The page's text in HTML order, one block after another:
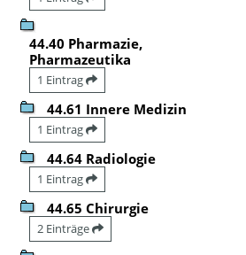
44.40 Pharmazie,
Pharmazeutika
1 Eintrag
44.61 Innere Medizin
1 Eintrag
44.64 Radiologie
1 Eintrag
44.65 Chirurgie
2 Einträge